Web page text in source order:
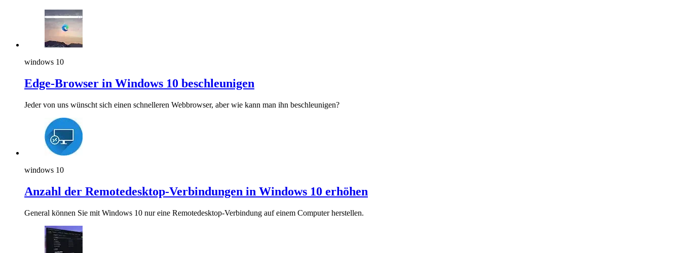
windows 10
Edge-Browser in Windows 10 beschleunigen
Jeder von uns wünscht sich einen schnelleren Webbrowser, aber wie kann man ihn beschleunigen?
windows 10
Anzahl der Remotedesktop-Verbindungen in Windows 10 erhöhen
General können Sie mit Windows 10 nur eine Remotedesktop-Verbindung auf einem Computer herstellen.